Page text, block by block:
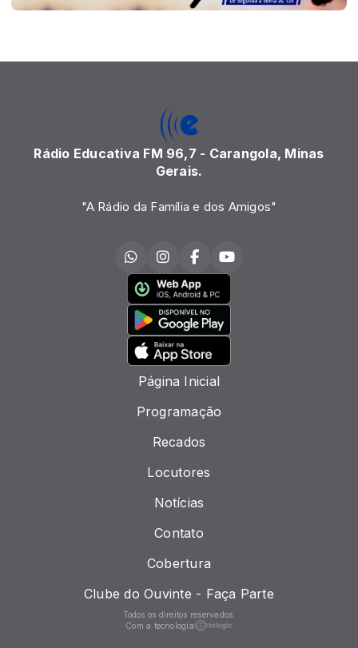
Rádio Educativa FM 96,7 - Carangola, Minas
Gerais.
"A Rádio da Família e dos Amigos"
Página Inicial
Programação
Recados
Locutores
Notícias
Contato
Cobertura
Clube do Ouvinte - Faça Parte
Todos os direitos reservados.
Com a tecnologia